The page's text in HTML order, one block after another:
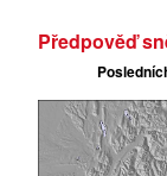
Předpověď